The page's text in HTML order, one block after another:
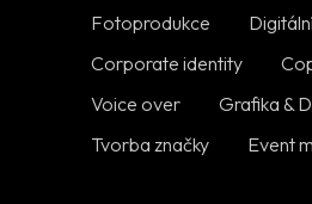
Fotoprodukce
Corporate identity
Voice over
Grafika &
Tvorba značky
Event